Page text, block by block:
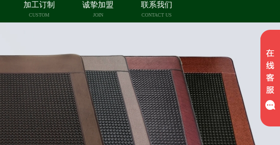
加工订制
CUSTOM
诚挚加盟
JOIN
联系我们
CONTACT US